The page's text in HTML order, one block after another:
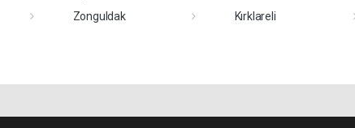
Zonguldak
Kırklareli